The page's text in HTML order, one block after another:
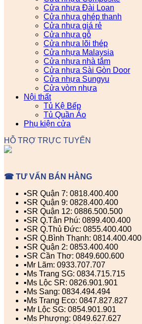
Cửa nhựa Đài Loan
Cửa nhựa ghép thanh
Cửa nhựa giá rẻ
Cửa nhựa gỗ
Cửa nhựa lõi thép
Cửa nhựa Malaysia
Cửa nhựa nhà tắm
Cửa nhựa Sài Gòn Door
Cửa nhựa Sungyu
Cửa vòm nhựa
Nội thất
Tủ Kệ Bếp
Tủ Quần Áo
Phụ kiện cửa
HỖ TRỢ TRỰC TUYẾN
☎ TƯ VẤN BÁN HÀNG
▪️SR Quận 7: 0818.400.400
▪️SR Quận 9: 0828.400.400
▪️SR Quận 12: 0886.500.500
▪️SR Q.Tân Phú: 0899.400.400
▪️SR Q.Thủ Đức: 0855.400.400
▪️SR Q.Bình Thạnh: 0814.400.400
▪️SR Quận 2: 0853.400.400
▪️SR Cần Thơ: 0849.600.600
▪️Mr Lãm: 0933.707.707
▪️Ms Trang SG: 0834.715.715
▪️Ms Lộc SR: 0826.901.901
▪️Ms Sang: 0834.494.494
▪️Ms Trang Eco: 0847.827.827
▪️Mr Lộc SG: 0854.901.901
▪️Ms Phượng: 0849.627.627